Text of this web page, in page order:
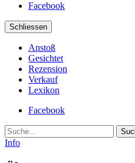
Facebook
Schliessen
Anstoß
Gesichtet
Rezension
Verkauf
Lexikon
Facebook
Suche
Info